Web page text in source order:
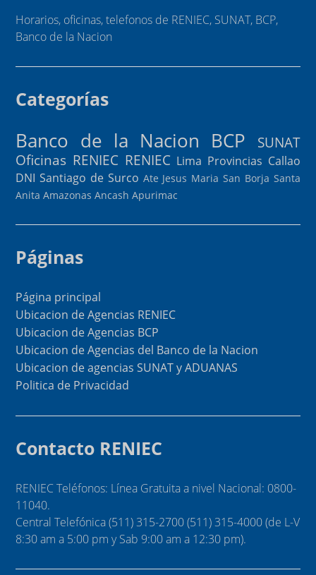
Horarios, oficinas, telefonos de RENIEC, SUNAT, BCP,
Banco de la Nacion
Categorías
Banco de la Nacion BCP
SUNAT
Oficinas RENIEC RENIEC Lima Provincias Callao
DNI Santiago de Surco Ate Jesus Maria San Borja Santa
Anita Amazonas Ancash Apurimac
Páginas
Página principal
Ubicacion de Agencias RENIEC
Ubicacion de Agencias BCP
Ubicacion de Agencias del Banco de la Nacion
Ubicacion de agencias SUNAT y ADUANAS
Politica de Privacidad
Contacto RENIEC
RENIEC Teléfonos: Línea Gratuita a nivel Nacional: 0800-
11040.
Central Telefónica (511) 315-2700 (511) 315-4000 (de L-V
8:30 am a 5:00 pm y Sab 9:00 am a 12:30 pm).